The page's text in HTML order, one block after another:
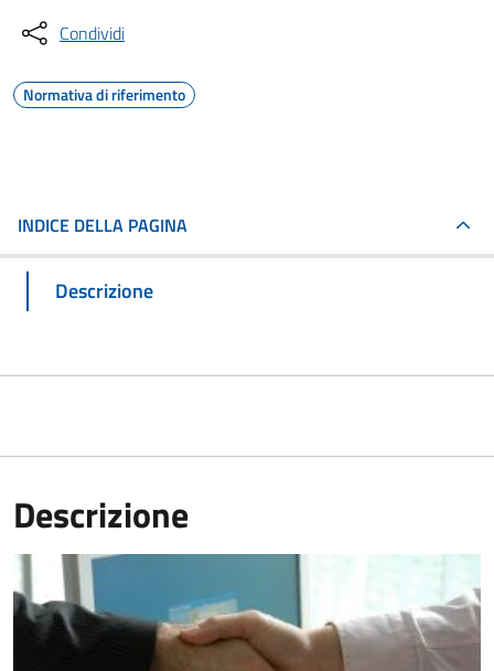
Condividi
Normativa di riferimento
INDICE DELLA PAGINA
Descrizione
Descrizione